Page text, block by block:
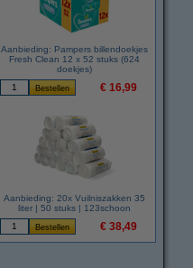
Aanbieding: Pampers billendoekjes
Fresh Clean 12 x 52 stuks (624
doekjes)
€ 16,99
Aanbieding: 20x Vuilniszakken 35
liter | 50 stuks | 123schoon
€ 38,49